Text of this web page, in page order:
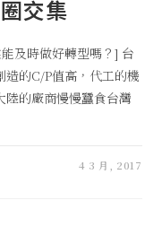
交集
及時做好轉型嗎？] 台
的C/P值高，代工的機
陸的廠商慢慢蠶食台灣
4 3 月, 2017